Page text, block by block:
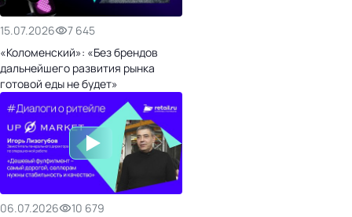
15.07.2026
7 645
«Коломенский»: «Без брендов
дальнейшего развития рынка
готовой еды не будет»
06.07.2026
10 679